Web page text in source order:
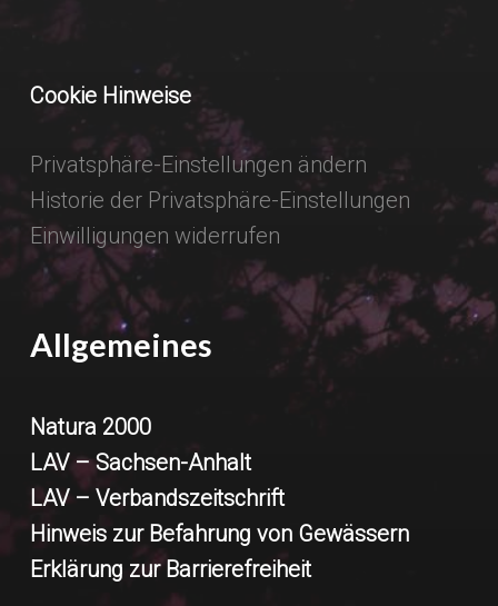
Cookie Hinweise
Privatsphäre-Einstellungen ändern
Historie der Privatsphäre-Einstellungen
Einwilligungen widerrufen
Allgemeines
Natura 2000
LAV – Sachsen-Anhalt
LAV – Verbandszeitschrift
Hinweis zur Befahrung von Gewässern
Erklärung zur Barrierefreiheit